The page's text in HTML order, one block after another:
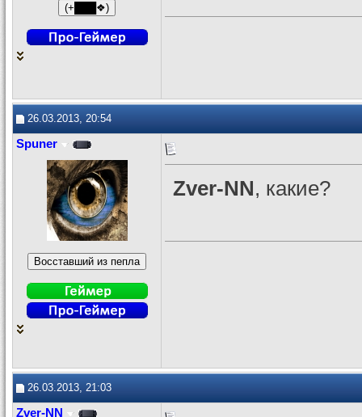
26.03.2013, 20:54
Spuner
Zver-NN, какие?
26.03.2013, 21:03
Zver-NN